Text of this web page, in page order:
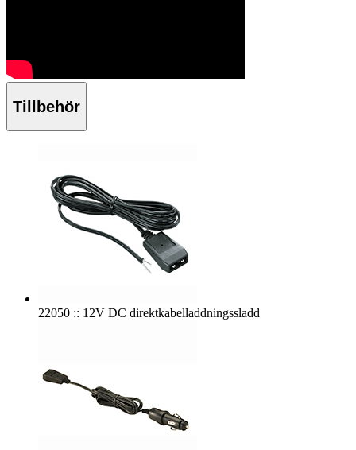
Tillbehör
22050 :: 12V DC direktkabelladdningssladd